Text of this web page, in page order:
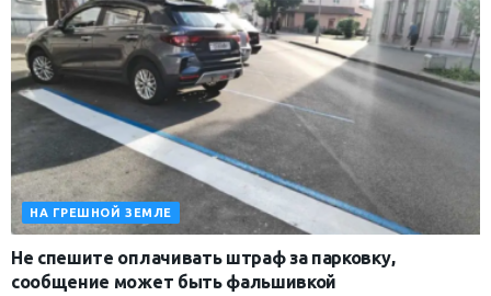
НА ГРЕШНОЙ ЗЕМЛЕ
Не спешите оплачивать штраф за парковку,
сообщение может быть фальшивкой